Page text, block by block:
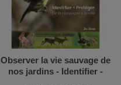
Observer la vie sauvage de
nos jardins - Identifier -